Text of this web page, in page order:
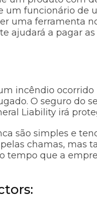
um funcionário de
uma ferramenta
ajudará a pagar
incêndio ocorrido
O seguro do
Liability irá
são simples e
chamas, mas
tempo que a